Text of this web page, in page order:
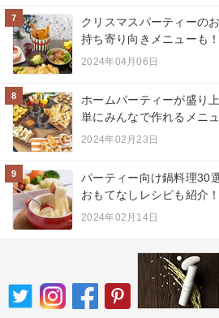
7
クリスマスパーティーの
持ち寄り向きメニューも！
2024年04月06日
8
ホームパーティーが盛り
単にみんなで作れるメニュ
2024年02月23日
9
パーティー向け鍋料理30
おもてなしレシピも紹介！
2024年02月14日